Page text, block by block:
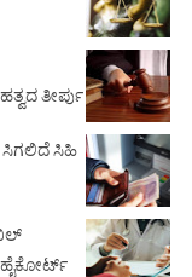
ತೀರ್ಪು
ಸಿಗಲಿದೆ ಸಿಹಿ
ಹೈಕೋರ್ಟ್